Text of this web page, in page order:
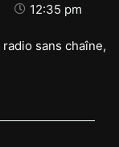
12:35 pm
radio sans chaîne,